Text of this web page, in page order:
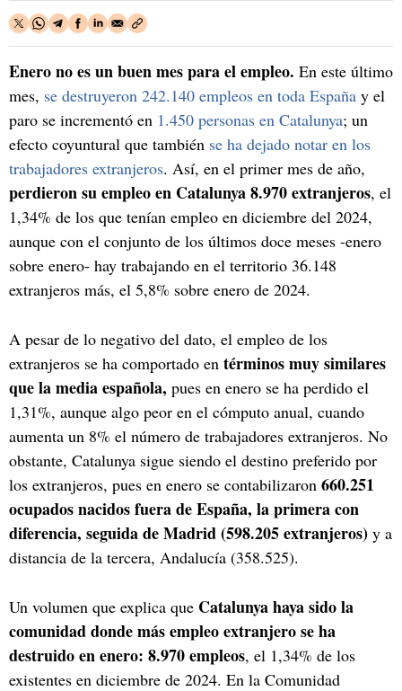
Enero no es un buen mes para el empleo. En este último
mes, se destruyeron 242.140 empleos en toda España y el
paro se incrementó en 1.450 personas en Catalunya; un
efecto coyuntural que también se ha dejado notar en los
trabajadores extranjeros. Así, en el primer mes de año,
perdieron su empleo en Catalunya 8.970 extranjeros, el
1,34% de los que tenían empleo en diciembre del 2024,
aunque con el conjunto de los últimos doce meses -enero
sobre enero- hay trabajando en el territorio 36.148
extranjeros más, el 5,8% sobre enero de 2024.
A pesar de lo negativo del dato, el empleo de los
extranjeros se ha comportado en términos muy similares
que la media española, pues en enero se ha perdido el
1,31%, aunque algo peor en el cómputo anual, cuando
aumenta un 8% el número de trabajadores extranjeros. No
obstante, Catalunya sigue siendo el destino preferido por
los extranjeros, pues en enero se contabilizaron 660.251
ocupados nacidos fuera de España, la primera con
diferencia, seguida de Madrid (598.205 extranjeros) y a
distancia de la tercera, Andalucía (358.525).
Un volumen que explica que Catalunya haya sido la
comunidad donde más empleo extranjero se ha
destruido en enero: 8.970 empleos, el 1,34% de los
existentes en diciembre de 2024. En la Comunidad